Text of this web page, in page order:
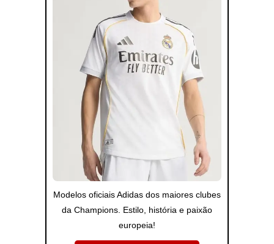
Modelos oficiais Adidas dos maiores clubes
da Champions. Estilo, história e paixão
europeia!